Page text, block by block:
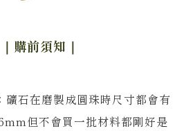
｜購前須知 ｜
：礦石在磨製成圓珠時尺寸都會有
但不會買一批材料都剛好是